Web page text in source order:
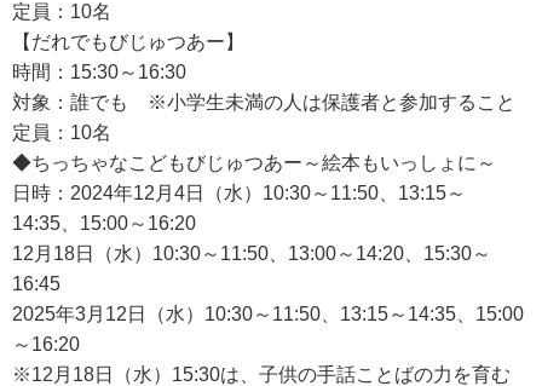
定員：10名
【だれでもびじゅつあー】
時間：15:30～16:30
対象：誰でも ※小学生未満の人は保護者と参加すること
定員：10名
◆ちっちゃなこどもびじゅつあー～絵本もいっしょに～
日時：2024年12月4日（水）10:30～11:50、13:15～
14:35、15:00～16:20
12月18日（水）10:30～11:50、13:00～14:20、15:30～
16:45
2025年3月12日（水）10:30～11:50、13:15～14:35、15:00
～16:20
※12月18日（水）15:30は、子供の手話ことばの力を育む